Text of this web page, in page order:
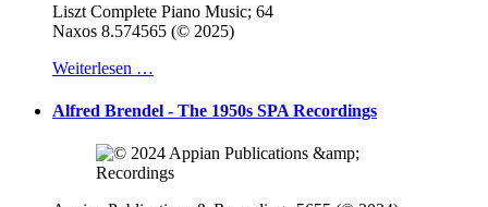
Liszt Complete Piano Music; 64
Naxos 8.574565 (© 2025)
Weiterlesen …
Alfred Brendel - The 1950s SPA Recordings